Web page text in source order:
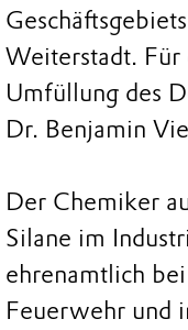
Weiterstadt. Für
Umfüllung des
Dr. Benjamin
Der Chemiker
Silane im
ehrenamtlich
Feuerwehr und